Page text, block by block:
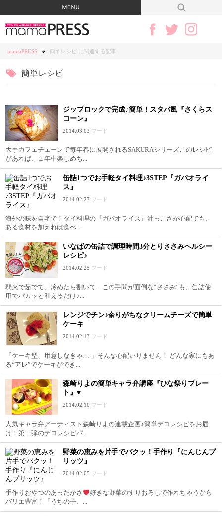
mamaPRESS 簡単レシピ に関連する記事
簡単レシピ
ジップロックで完成♪簡単！スタバ風『さくらス
コーン』
2014.03.03 フード
大手カフェチェーンで毎年春に展開されるSAKURAシリーズこのレシピ
があれば、１年中楽しめち...
缶詰1つでお手軽タイ料理♪3STEP『ガパオライ
ス』
2014.02.27 フード
海外の味を自宅で！タイ料理の『ガパオライス』油っこさが心配でも、
ある食材を加えれば食べ...
いなばの缶詰で調理時間3分とりささみヘルシー
レシピ♪
2014.02.25 フード
弱火で茹でて、冷めたら割いて…この手間が面倒な“ささみ”も、缶詰使
用でパカッと和えるだけ♪...
レンジでチン♪余りがちなクリームチーズで簡単
ケーキ
2014.02.13 フード
「ケーキ型、用意しなきゃ… 」そんな心配いりません！ どんな家にもあ
る“アレ”でケーキができ...
森崎りよの簡単キャラ弁講座『ひな祭りプレー
ト』♥
2014.02.10 フード
人気キャラ弁アーティスト森崎りよの連載企画♪簡単デコレシピをお届
け！第二弾のデコレシピパ...
野菜の恵みを片手でパクッ！手作り『にんじんプ
リッツ』
2014.02.05 フード
手作りおやつのあったかさ
好きな野菜のすりおろしで作れちゃうから
バリエ豊富！「うちの子、...